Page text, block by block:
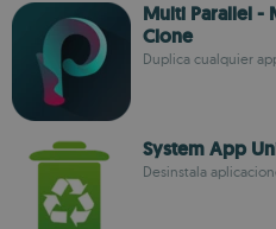
Multi Parallel -
Clone
Duplica cualquier
System App
Desinstala